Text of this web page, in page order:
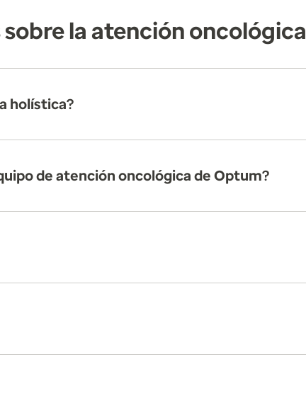
la atención oncológica
holística?
de atención oncológica de Optum?